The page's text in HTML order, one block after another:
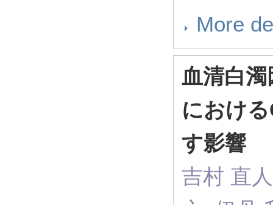
More
血清白
におけ
す影響
吉村 直